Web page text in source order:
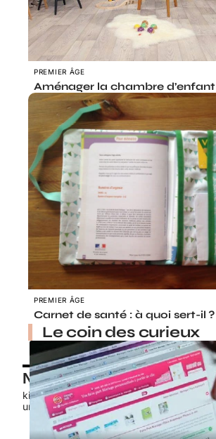
PREMIER ÂGE
Aménager la chambre d’enfant
PREMIER ÂGE
Carnet de santé : à quoi sert-il ?
Le coin des curieux
Nos petits chouchous
kids-promo.fr
unbrindefil.fr